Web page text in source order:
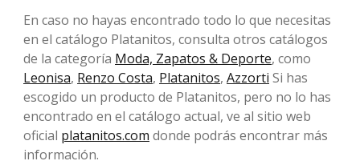
En caso no hayas encontrado todo lo que necesitas
en el catálogo Platanitos, consulta otros catálogos
de la categoría Moda, Zapatos & Deporte, como
Leonisa, Renzo Costa, Platanitos, Azzorti Si has
escogido un producto de Platanitos, pero no lo has
encontrado en el catálogo actual, ve al sitio web
oficial platanitos.com donde podrás encontrar más
información.